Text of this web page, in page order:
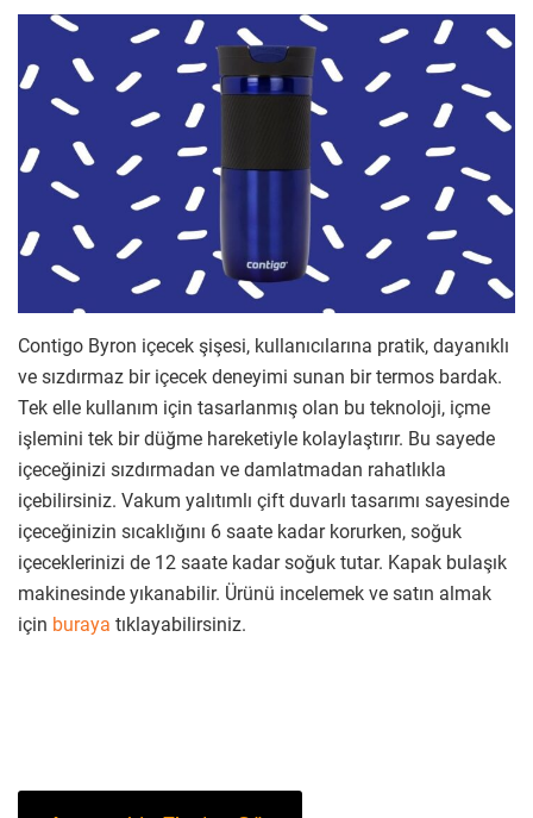
Contigo Byron içecek şişesi, kullanıcılarına pratik, dayanıklı
ve sızdırmaz bir içecek deneyimi sunan bir termos bardak.
Tek elle kullanım için tasarlanmış olan bu teknoloji, içme
işlemini tek bir düğme hareketiyle kolaylaştırır. Bu sayede
içeceğinizi sızdırmadan ve damlatmadan rahatlıkla
içebilirsiniz. Vakum yalıtımlı çift duvarlı tasarımı sayesinde
içeceğinizin sıcaklığını 6 saate kadar korurken, soğuk
içeceklerinizi de 12 saate kadar soğuk tutar. Kapak bulaşık
makinesinde yıkanabilir. Ürünü incelemek ve satın almak
için buraya tıklayabilirsiniz.